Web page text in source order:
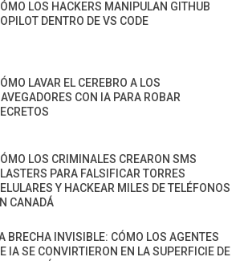
LOS HACKERS MANIPULAN GITHUB
DENTRO DE VS CODE
LAVAR EL CEREBRO A LOS
CON IA PARA ROBAR
LOS CRIMINALES CREARON SMS
PARA FALSIFICAR TORRES
Y HACKEAR MILES DE TELÉFONOS
CANADÁ
BRECHA INVISIBLE: CÓMO LOS AGENTES
IA SE CONVIRTIERON EN LA SUPERFICIE DE